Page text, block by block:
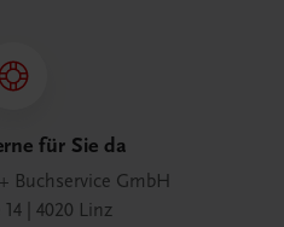
für Sie da
Buchservice GmbH
| 4020 Linz